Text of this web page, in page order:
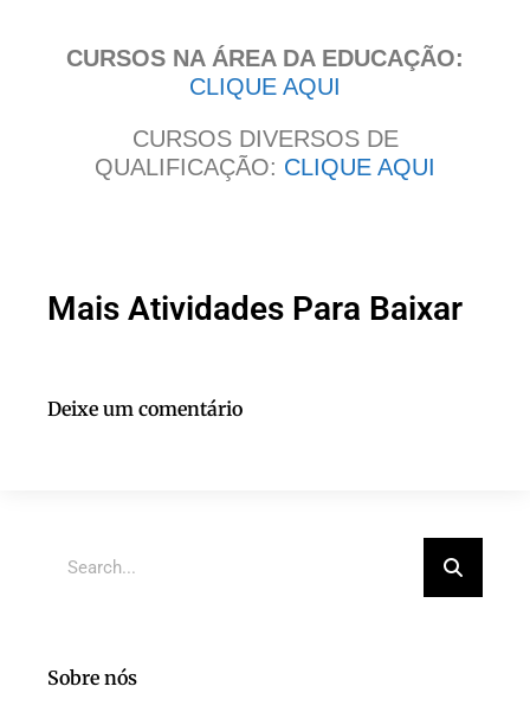
CURSOS NA ÁREA DA EDUCAÇÃO:
CLIQUE AQUI
CURSOS DIVERSOS DE
QUALIFICAÇÃO: CLIQUE AQUI
Mais Atividades Para Baixar
Deixe um comentário
Sobre nós